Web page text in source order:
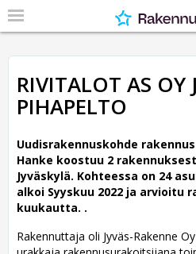
RIVITALOT AS OY
PIHAPELTO
Uudisrakennuskohde
Hanke koostuu 2
Jyväskylä. Kohteessa on 24
alkoi Syyskuu 2022 ja arvioitu
kuukautta. .
Rakennuttaja oli Jyväs-Rakenne